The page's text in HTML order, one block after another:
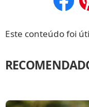
Este conteúdo foi